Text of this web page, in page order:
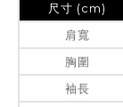
尺寸 (cm)
肩寬
胸圍
袖長